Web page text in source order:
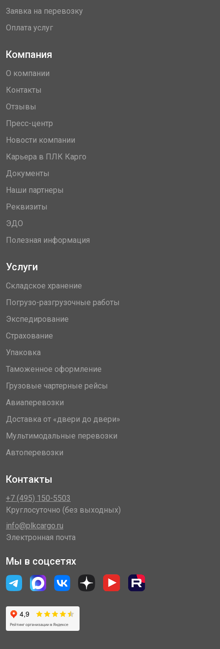
Заявка на перевозку
Оплата услуг
Компания
О компании
Контакты
Отзывы
Пресс-центр
Новости компании
Карьера в ПЛК Карго
Документы
Наши партнеры
Реквизиты
ЭДО
Полезная информация
Услуги
Складское хранение
Погрузо-разгрузочные работы
Экспедирование
Страхование
Упаковка
Таможенное оформление
Грузовые чартерные рейсы
Авиаперевозки
Доставка от «двери до двери»
Мультимодальные перевозки
Автоперевозки
Контакты
+7 (495) 150-5503
Круглосуточно (без выходных)
info@plkcargo.ru
Электронная почта
Мы в соцсетях